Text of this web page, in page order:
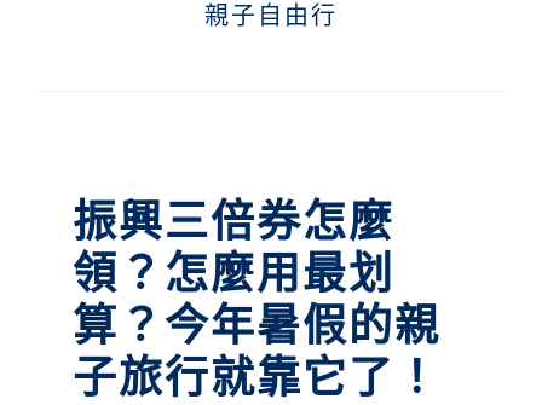
親子自由行
振興三倍券怎麼
領？怎麼用最划
算？今年暑假的親
子旅行就靠它了！